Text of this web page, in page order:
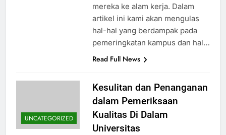
mereka ke alam kerja. Dalam
artikel ini kami akan mengulas
hal-hal yang berdampak pada
pemeringkatan kampus dan hal…
Read Full News
UNCATEGORIZED
Kesulitan dan Penanganan
dalam Pemeriksaan
Kualitas Di Dalam
Universitas